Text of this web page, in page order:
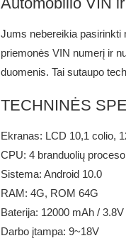
Jums nebereikia pasirinkti
priemonės VIN numerį ir
duomenis. Tai sutaupo
TECHNINĖS
Ekranas: LCD 10,1 colio,
CPU: 4 branduolių
Sistema: Android 10.0
RAM: 4G, ROM 64G
Baterija: 12000 mAh / 3.8V
Darbo įtampa: 9~18V